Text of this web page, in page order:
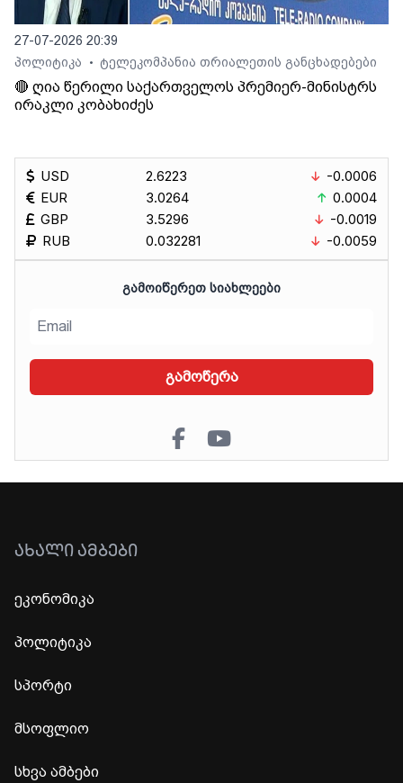
27-07-2026 20:39
პოლიტიკა
• ტელეკომპანია თრიალეთის განცხადებები
🔴 ღია წერილი საქართველოს პრემიერ-მინისტრს
ირაკლი კობახიძეს
USD
EUR
GBP
RUB
2.6223
3.0264
3.5296
0.032281
-0.0006
0.0004
-0.0019
-0.0059
ᲒᲐᲛᲝᲘᲬᲔᲠᲔᲗ ᲡᲘᲐᲮᲚᲔᲔᲑᲘ
გამოწერა
ᲐᲮᲐᲚᲘ ᲐᲛᲑᲔᲑᲘ
ეკონომიკა
პოლიტიკა
სპორტი
მსოფლიო
სხვა ამბები